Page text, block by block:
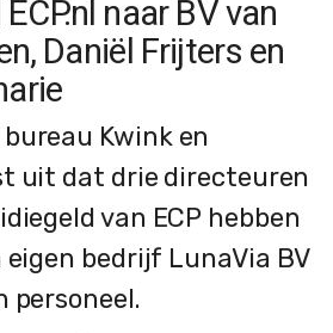
naar BV van
Daniël Frijters en
Kwink en
uit dat drie directeuren
van ECP hebben
eigen bedrijf LunaVia BV
personeel.